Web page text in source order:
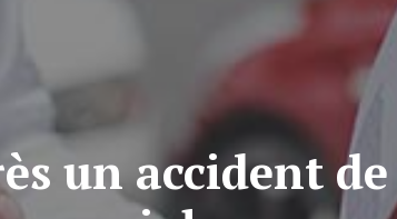
un accident